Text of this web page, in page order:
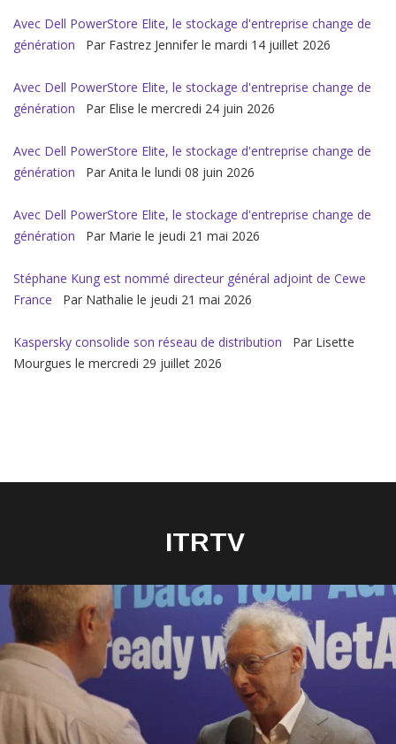
Avec Dell PowerStore Elite, le stockage d'entreprise change de
génération
Par Fastrez Jennifer le mardi 14 juillet 2026
Avec Dell PowerStore Elite, le stockage d'entreprise change de
génération
Par Elise le mercredi 24 juin 2026
Avec Dell PowerStore Elite, le stockage d'entreprise change de
génération
Par Anita le lundi 08 juin 2026
Avec Dell PowerStore Elite, le stockage d'entreprise change de
génération
Par Marie le jeudi 21 mai 2026
Stéphane Kung est nommé directeur général adjoint de Cewe
France
Par Nathalie le jeudi 21 mai 2026
Kaspersky consolide son réseau de distribution
Par Lisette
Mourgues le mercredi 29 juillet 2026
ITRTV